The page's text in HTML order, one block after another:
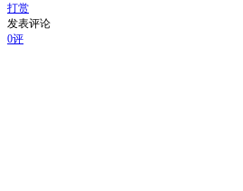
打赏
发表评论
0评